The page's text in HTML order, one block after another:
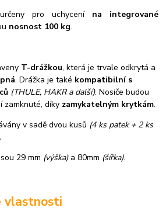
pro uchycení na integrované
nosnost 100 kg.
T-drážkou, která je trvale odkrytá a
. Drážka je také kompatibilní s
(THULE, HAKR a další). Nosiče budou
zamknuté, díky zamykatelným krytkám.
v sadě dvou kusů (4 ks patek + 2 ks
29 mm (výška)a 80mm (šířka).
vlastnosti